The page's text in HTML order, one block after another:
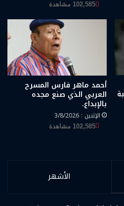
102,585 مشاهدة
أحمد ماهر فارس المسرح
العربي الذي صنع مجده
بالإبداع.
الإثنين : 3/8/2026
102,585 مشاهدة
الأشهر